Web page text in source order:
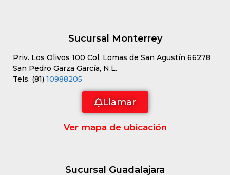
Sucursal Monterrey
Priv. Los Olivos 100 Col. Lomas de San Agustín 66278
San Pedro Garza García, N.L.
Tels. (81) 10988205
Llamar
Ver mapa de ubicación
Sucursal Guadalajara